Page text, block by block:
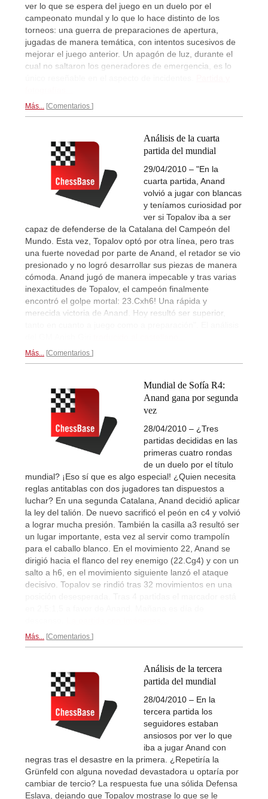
ver lo que se espera del juego en un duelo por el
campeonato mundal y lo que lo hace distinto de los
torneos: una guerra de preparaciones de apertura,
jugadas de manera temática, con intentos sucesivos de
mejorar el juego anterior. Un apagón de luz, durante el
cual no saltaron los generadores de emergencia, es lo
Más... Comentarios
Análisis de la cuarta
partida del mundial
29/04/2010 – "En la
cuarta partida, Anand
volvió a jugar con blancas
y teníamos curiosidad por
ver si Topalov iba a ser
capaz de defenderse de la Catalana del Campeón del
Mundo. Esta vez, Topalov optó por otra línea, pero tras
una fuerte novedad por parte de Anand, el retador se vio
presionado y no logró desarrollar sus piezas de manera
cómoda. Anand jugó de manera impecable y tras varias
inexactitudes de Topalov, el campeón finalmente
encontró el golpe mortal: 23.Cxh6! Una rápida y
merecida victoria de Anand. Hoy resultó ser superior,
Más... Comentarios
Mundial de Sofía R4:
Anand gana por segunda
vez
28/04/2010 – ¿Tres
partidas decididas en las
primeras cuatro rondas
de un duelo por el título
mundial? ¡Eso sí que es algo especial! ¿Quien necesita
reglas antitablas con dos jugadores tan dispuestos a
luchar? En una segunda Catalana, Anand decidió aplicar
la ley del talión. De nuevo sacrificó el peón en c4 y volvió
a lograr mucha presión. También la casilla a3 resultó ser
un lugar importante, esta vez al servir como trampolín
para el caballo blanco. En el movimiento 22, Anand se
dirigió hacia el flanco del rey enemigo (22.Cg4) y con un
salto a h6, en el movimiento siguiente lanzó el ataque
decisivo. Topalov se rindió tras 32 movimientos en una
Más... Comentarios
Análisis de la tercera
partida del mundial
28/04/2010 – En la
tercera partida los
seguidores estaban
ansiosos por ver lo que
iba a jugar Anand con
negras tras el desastre en la primera. ¿Repetiría la
Grünfeld con alguna novedad devastadora u optaría por
cambiar de tercio? La respuesta fue una sólida Defensa
Eslava, dejando que Topalov mostrase lo que se le